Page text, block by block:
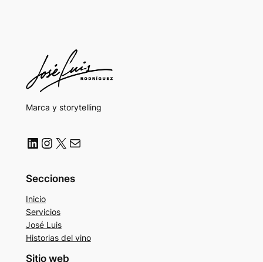
Marca y storytelling
LinkedIn Instagram X Correo electrónico
Secciones
Inicio
Servicios
José Luis
Historias del vino
Sitio web